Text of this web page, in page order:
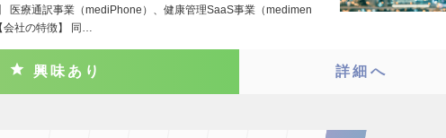
医療通訳事業（mediPhone）、健康管理SaaS事業（medimen
社の特徴】 同…
興味あり 詳細へ